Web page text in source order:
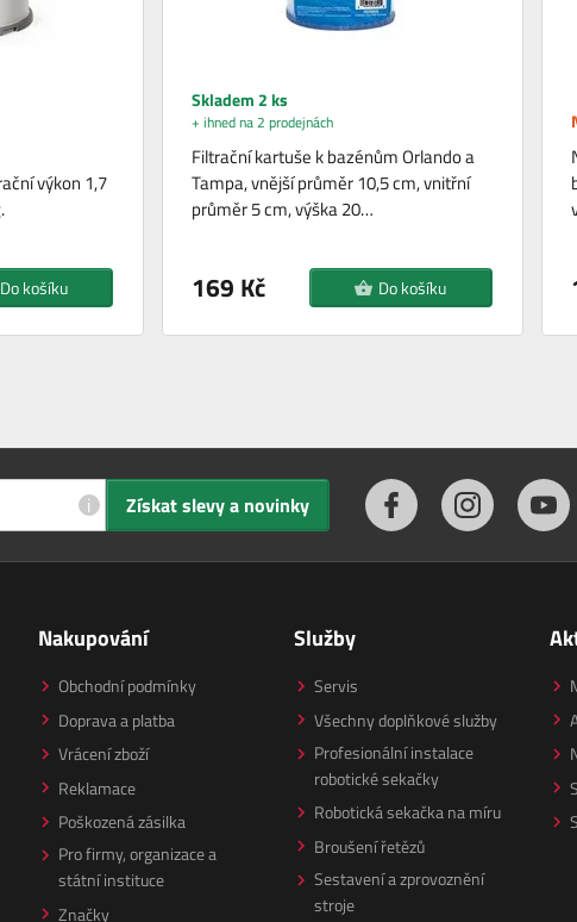
výkon 1,7
Do košíku
Skladem 2 ks
+ ihned na 2 prodejnách
Filtrační kartuše k bazénům Orlando a
Tampa, vnější průměr 10,5 cm, vnitřní
průměr 5 cm, výška 20…
169 Kč Do košíku
i Získat slevy a novinky
Nakupování
Obchodní podmínky
Doprava a platba
Vrácení zboží
Reklamace
Poškozená zásilka
Pro firmy, organizace a
státní instituce
Značky
Služby
Servis
Všechny doplňkové služby
Profesionální instalace
robotické sekačky
Robotická sekačka na míru
Broušení řetězů
Sestavení a zprovoznění
stroje